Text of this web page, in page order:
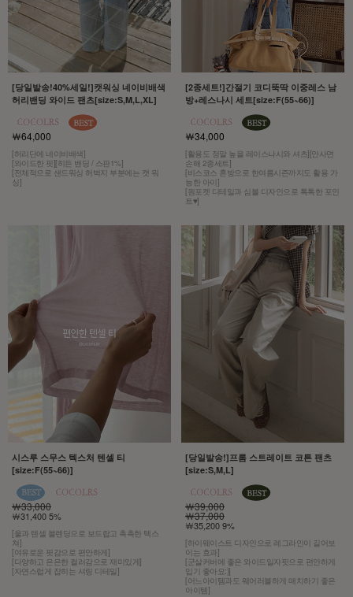
[당일발송!40%세일!]캣워싱 네이비배색
허리밴딩 와이드 팬츠[size:S,M,L,XL]
￦64,000
[허리단에 네이비배색]
[와이드한 핏][히든 밴딩 / 스판1%]
[전체적으로 샌드워싱 허벅지 부분에는 캣 워
싱]
[2종세트!]간절기 코디뚝딱 이중레스 남
방+레스나시 세트[size:F(55~66)]
￦34,000
[활용도 정말 높을 레이스나시와 셔츠][안사면
손해 2종세트]
[비스코스 혼방으로 한여름시즌까지도 활용 가
능한 아이]
[원포켓 디테일과 심볼 디자인으로 톡톡한 포인
트♥]
시스루 스무스 텍스처 텐셀 티
[size:F(55~66)]
￦33,000
￦31,400 5%
[울과 텐셀 블렌딩으로 보드랍고 촉촉한 텍스
쳐]
[여유로운 핏감으로 편안하게]
[다양하고 은은한 컬러감으로 재미있게]
[자연스럽게 잡히는 셔링 디테일]
[당일발송!]프롬 스트레이트 코튼 팬츠
[size:S,M,L]
￦39,000
￦37,000
￦35,200 9%
[하이웨이스트 디자인으로 레그라인이 길어보
이는 효과]
[군살커버에 좋은 와이드일자핏으로 편안하게
입기 좋아요:)]
[어느아이템과도 웨어러블하게 매치하기 좋은
아이템]